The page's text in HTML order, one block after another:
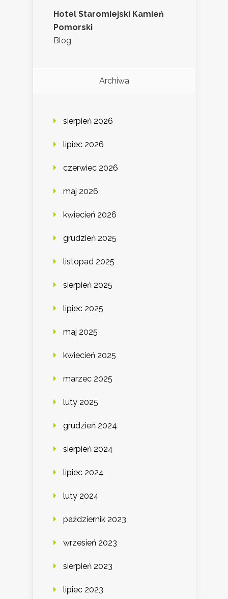
Hotel Staromiejski Kamień
Pomorski
Blog
Archiwa
sierpień 2026
lipiec 2026
czerwiec 2026
maj 2026
kwiecień 2026
grudzień 2025
listopad 2025
sierpień 2025
lipiec 2025
maj 2025
kwiecień 2025
marzec 2025
luty 2025
grudzień 2024
sierpień 2024
lipiec 2024
luty 2024
październik 2023
wrzesień 2023
sierpień 2023
lipiec 2023